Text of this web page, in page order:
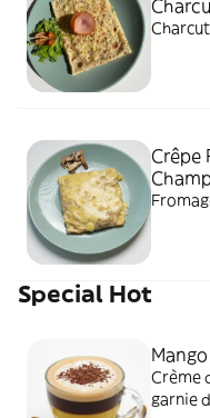
Crêpe
Special Hot
Crème
garnie